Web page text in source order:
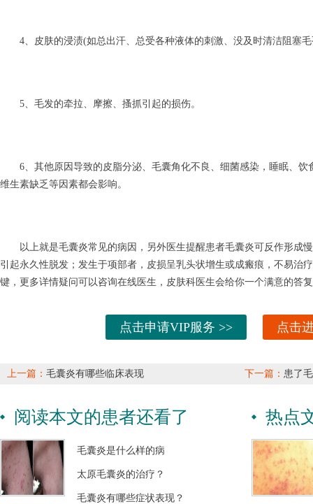
4、皮肤的浸渍(如总出汗、总受各种液体的刺激、没及时清洁阻塞毛
5、毛发的牵拉、摩擦、搔抓引起的损伤。
6、其他原因导致的皮脂分泌、毛囊角化不良、细菌感染，睡眠、饮
维生素缺乏等因素都会影响。
以上就是毛囊炎常见的病因，另外医生提醒患者毛囊炎可反作形成
引起永久性脱发；发生于项部者，皮损呈乳头状增生或成瘢痕，不易治
键，更多详情疑问可以咨询在线医生，皮肤科医生会给你一个满意的答
点击申请VIP服务 >> 点击
上一篇： 毛囊炎有哪些临床表现 下一篇： 患了
阅读本文的患者还看了
毛囊炎是什么样的病
太原毛囊炎的治疗？
毛囊炎有哪些症状表现？
热点